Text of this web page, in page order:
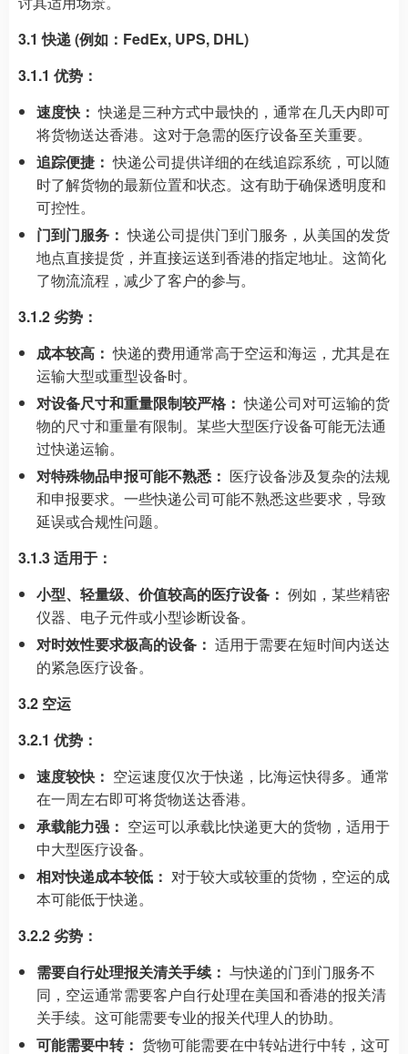
3.1 快递 (例如：FedEx, UPS, DHL)
3.1.1 优势：
速度快： 快递是三种方式中最快的，通常在几天内即可
将货物送达香港。这对于急需的医疗设备至关重要。
追踪便捷： 快递公司提供详细的在线追踪系统，可以随
时了解货物的最新位置和状态。这有助于确保透明度和
可控性。
门到门服务： 快递公司提供门到门服务，从美国的发货
地点直接提货，并直接运送到香港的指定地址。这简化
了物流流程，减少了客户的参与。
3.1.2 劣势：
成本较高： 快递的费用通常高于空运和海运，尤其是在
运输大型或重型设备时。
对设备尺寸和重量限制较严格： 快递公司对可运输的货
物的尺寸和重量有限制。某些大型医疗设备可能无法通
过快递运输。
对特殊物品申报可能不熟悉： 医疗设备涉及复杂的法规
和申报要求。一些快递公司可能不熟悉这些要求，导致
延误或合规性问题。
3.1.3 适用于：
小型、轻量级、价值较高的医疗设备： 例如，某些精密
仪器、电子元件或小型诊断设备。
对时效性要求极高的设备： 适用于需要在短时间内送达
的紧急医疗设备。
3.2 空运
3.2.1 优势：
速度较快： 空运速度仅次于快递，比海运快得多。通常
在一周左右即可将货物送达香港。
承载能力强： 空运可以承载比快递更大的货物，适用于
中大型医疗设备。
相对快递成本较低： 对于较大或较重的货物，空运的成
本可能低于快递。
3.2.2 劣势：
需要自行处理报关清关手续： 与快递的门到门服务不
同，空运通常需要客户自行处理在美国和香港的报关清
关手续。这可能需要专业的报关代理人的协助。
可能需要中转： 货物可能需要在中转站进行中转，这可